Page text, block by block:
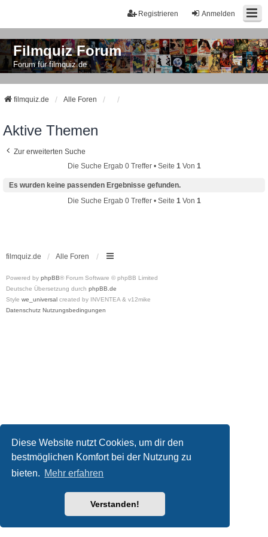
Diese Website nutzt Cookies, um dir den
bestmöglichen Komfort bei der Nutzung zu
bieten. Mehr erfahren
Verstanden!
Anmelden
Registrieren
Filmquiz Forum
Forum für filmquiz.de
filmquiz.de Alle Foren
Aktive Themen
Zur erweiterten Suche
Die Suche Ergab 0 Treffer • Seite 1Von 1
Es wurden keine passenden Ergebnisse gefunden.
Die Suche Ergab 0 Treffer • Seite 1Von 1
filmquiz.de Alle Foren
Powered by phpBB® Forum Software © phpBB Limited
Deutsche Übersetzung durch phpBB.de
Style we_universal created by INVENTEA & v12mike
Datenschutz Nutzungsbedingungen